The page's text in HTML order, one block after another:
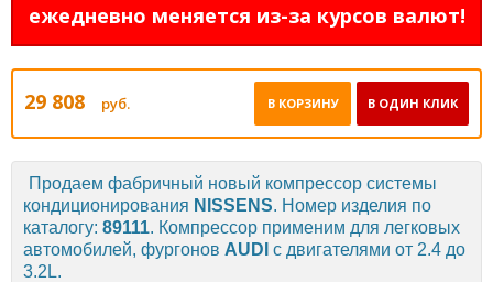
ежедневно меняется из-за курсов валют!
29 808 руб. В ОДИН КЛИК
В КОРЗИНУ
Продаем фабричный новый компрессор системы
кондиционирования NISSENS. Номер изделия по
каталогу: 89111. Компрессор применим для легковых
автомобилей, фургонов AUDI с двигателями от 2.4 до
3.2L.